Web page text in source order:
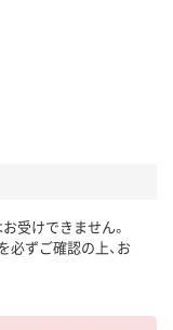
受けできません。
を必ずご確認の上、お